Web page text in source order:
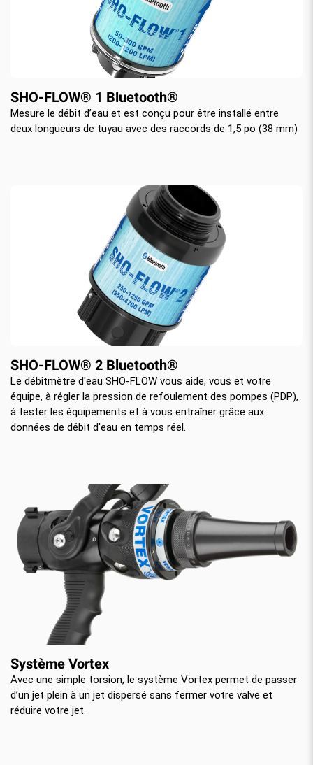
SHO-FLOW® 1 Bluetooth®
Mesure le débit d’eau et est conçu pour être installé entre
deux longueurs de tuyau avec des raccords de 1,5 po (38 mm)
SHO-FLOW® 2 Bluetooth®
Le débitmètre d'eau SHO-FLOW vous aide, vous et votre
équipe, à régler la pression de refoulement des pompes (PDP),
à tester les équipements et à vous entraîner grâce aux
données de débit d'eau en temps réel.
Système Vortex
Avec une simple torsion, le système Vortex permet de passer
d’un jet plein à un jet dispersé sans fermer votre valve et
réduire votre jet.